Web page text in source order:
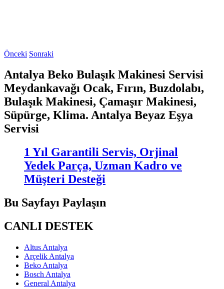
Önceki Sonraki
Antalya Beko Bulaşık Makinesi Servisi
Meydankavağı Ocak, Fırın, Buzdolabı,
Bulaşık Makinesi, Çamaşır Makinesi,
Süpürge, Klima. Antalya Beyaz Eşya
Servisi
1 Yıl Garantili Servis, Orjinal
Yedek Parça, Uzman Kadro ve
Müşteri Desteği
Bu Sayfayı Paylaşın
CANLI DESTEK
Altus Antalya
Arçelik Antalya
Beko Antalya
Bosch Antalya
General Antalya